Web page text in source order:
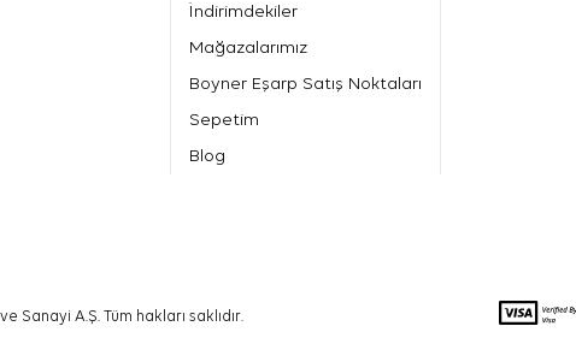
İndirimdekiler
Mağazalarımız
Boyner Eşarp Satış Noktaları
Sepetim
Blog
A.Ş. Tüm hakları saklıdır.